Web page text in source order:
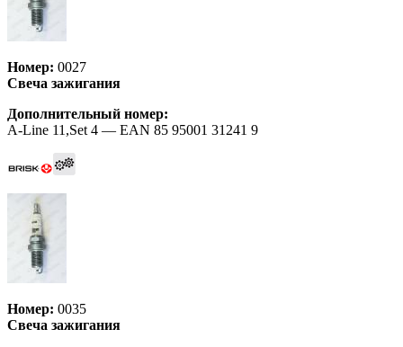
Номер: 0027
Свеча зажигания
Дополнительный номер:
A-Line 11,Set 4 — EAN 85 95001 31241 9
Номер: 0035
Свеча зажигания